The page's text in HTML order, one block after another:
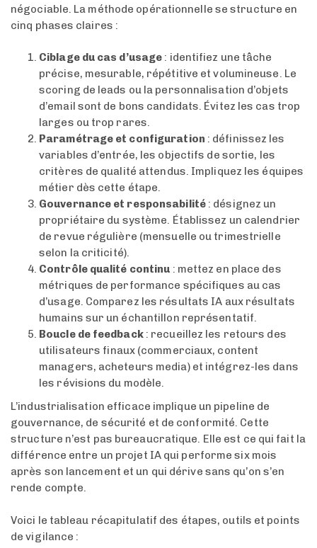
négociable. La méthode opérationnelle se structure en
cinq phases claires :
Ciblage du cas d’usage : identifiez une tâche
précise, mesurable, répétitive et volumineuse. Le
scoring de leads ou la personnalisation d’objets
d’email sont de bons candidats. Évitez les cas trop
larges ou trop rares.
Paramétrage et configuration : définissez les
variables d’entrée, les objectifs de sortie, les
critères de qualité attendus. Impliquez les équipes
métier dès cette étape.
Gouvernance et responsabilité: désignez un
propriétaire du système. Établissez un calendrier
de revue régulière (mensuelle ou trimestrielle
selon la criticité).
Contrôle qualité continu : mettez en place des
métriques de performance spécifiques au cas
d’usage. Comparez les résultats IA aux résultats
humains sur un échantillon représentatif.
Boucle de feedback: recueillez les retours des
utilisateurs finaux (commerciaux, content
managers, acheteurs media) et intégrez-les dans
les révisions du modèle.
L’industrialisation efficace implique un pipeline de
gouvernance, de sécurité et de conformité. Cette
structure n’est pas bureaucratique. Elle est ce qui fait la
différence entre un projet IA qui performe six mois
après son lancement et un qui dérive sans qu’on s’en
rende compte.
Voici le tableau récapitulatif des étapes, outils et points
de vigilance :